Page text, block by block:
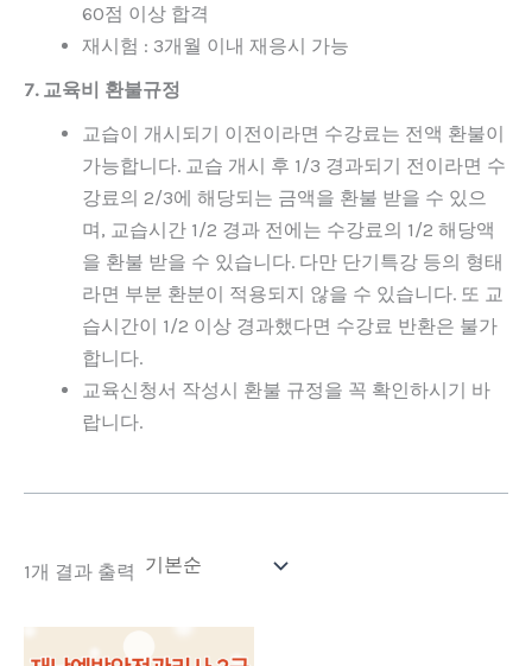
60점 이상 합격
재시험 : 3개월 이내 재응시 가능
7. 교육비 환불규정
교습이 개시되기 이전이라면 수강료는 전액 환불이
가능합니다. 교습 개시 후 1/3 경과되기 전이라면 수
강료의 2/3에 해당되는 금액을 환불 받을 수 있으
며, 교습시간 1/2 경과 전에는 수강료의 1/2 해당액
을 환불 받을 수 있습니다. 다만 단기특강 등의 형태
라면 부분 환분이 적용되지 않을 수 있습니다. 또 교
습시간이 1/2 이상 경과했다면 수강료 반환은 불가
합니다.
교육신청서 작성시 환불 규정을 꼭 확인하시기 바
랍니다.
1개 결과 출력